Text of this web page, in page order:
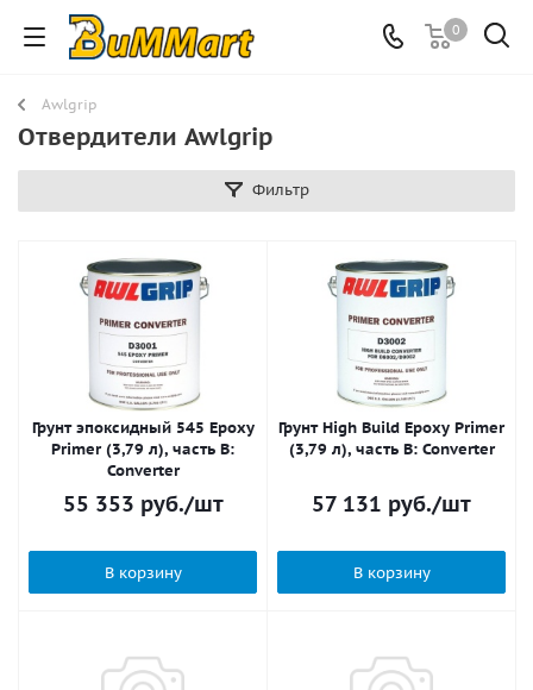
0
Awlgrip
Отвердители Awlgrip
Фильтр
Грунт эпоксидный 545 Epoxy
Primer (3,79 л), часть B:
Converter
55 353 руб./шт
В корзину
Грунт High Build Epoxy Primer
(3,79 л), часть B: Converter
57 131 руб./шт
В корзину